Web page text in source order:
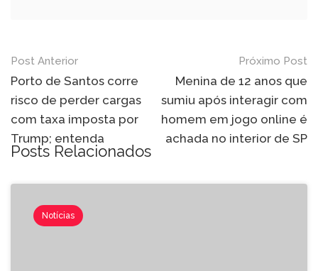
Post Anterior
Porto de Santos corre
risco de perder cargas
com taxa imposta por
Trump; entenda
Próximo Post
Menina de 12 anos que
sumiu após interagir com
homem em jogo online é
achada no interior de SP
Posts Relacionados
Notícias